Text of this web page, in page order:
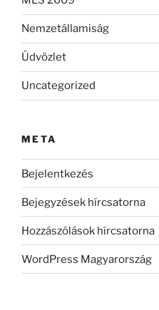
Nemzetállamiság
Üdvözlet
Uncategorized
META
Bejelentkezés
Bejegyzések hírcsatorna
Hozzászólások hírcsatorna
WordPress Magyarország